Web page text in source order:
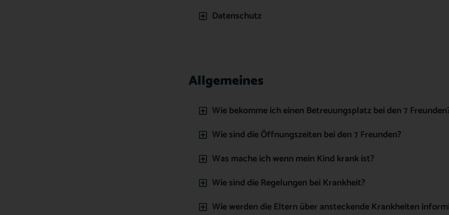
Datenschutz
Allgemeines
Wie bekomme ich einen Betreuungsplatz bei den 7
Wie sind die Öffnungszeiten bei den 7 Freunden?
Was mache ich wenn mein Kind krank ist?
Wie sind die Regelungen bei Krankheit?
Wie werden die Eltern über ansteckende Krankheiten